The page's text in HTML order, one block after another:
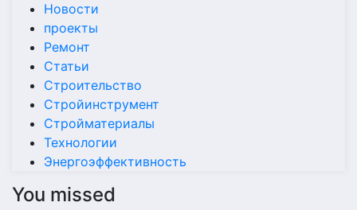
Новости
проекты
Ремонт
Статьи
Строительство
Стройинструмент
Стройматериалы
Технологии
Энергоэффективность
You missed